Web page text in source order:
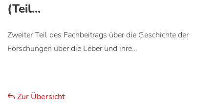
(Teil...
Zweiter Teil des Fachbeitrags über die Geschichte der
Forschungen über die Leber und ihre…
Zur Übersicht